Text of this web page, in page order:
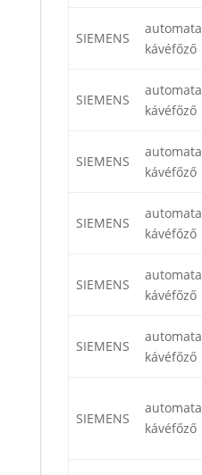
SIEMENS
automata
kávéfőző
SIEMENS
automata
kávéfőző
SIEMENS
automata
kávéfőző
SIEMENS
automata
kávéfőző
SIEMENS
automata
kávéfőző
SIEMENS
automata
kávéfőző
SIEMENS
automata
kávéfőző